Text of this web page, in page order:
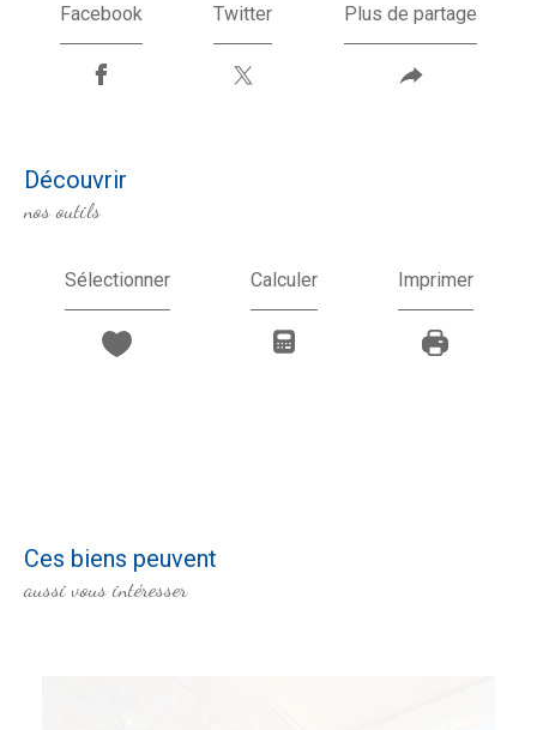
Facebook Twitter Plus de partage
découvrir
nos outils
Sélectionner Calculer Imprimer
Ces biens peuvent
aussi vous intéresser